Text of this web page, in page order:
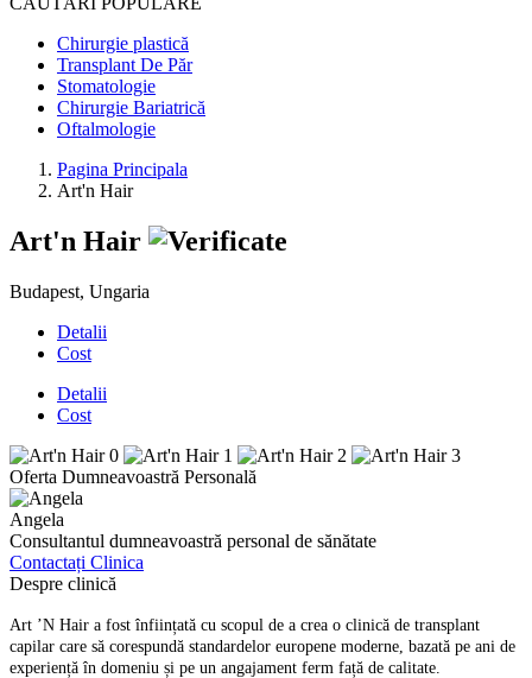
Chirurgie plastică
Transplant De Păr
Stomatologie
Chirurgie Bariatrică
Oftalmologie
Pagina Principala
Art'n Hair
Art'n Hair
Budapest, Ungaria
Detalii
Cost
Detalii
Cost
Oferta Dumneavoastră Personală
Angela
Consultantul dumneavoastră personal de sănătate
Contactați Clinica
Despre clinică
Art ’N Hair a fost înființată cu scopul de a crea o clinică de transplant
capilar care să corespundă standardelor europene moderne, bazată pe ani de
experiență în domeniu și pe un angajament ferm față de calitate.